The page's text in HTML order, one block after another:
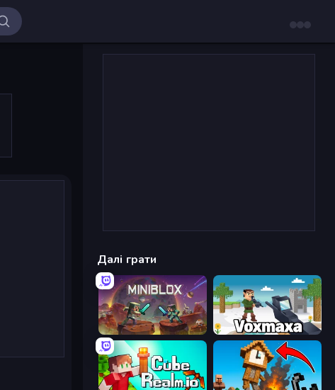
Далі грати
Miniblox Voxmaxa